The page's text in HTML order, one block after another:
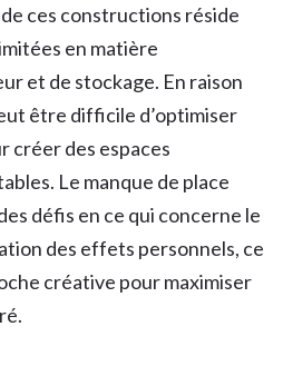
ces constructions réside
en matière
et de stockage. En raison
être difficile d’optimiser
créer des espaces
Le manque de place
défis en ce qui concerne le
des effets personnels, ce
créative pour maximiser